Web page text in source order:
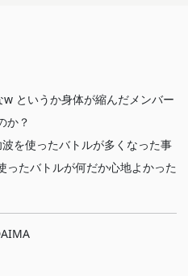
というか身体が縮んだメンバー
か？
を使ったバトルが多くなった事
ったバトルが何だか心地よかった